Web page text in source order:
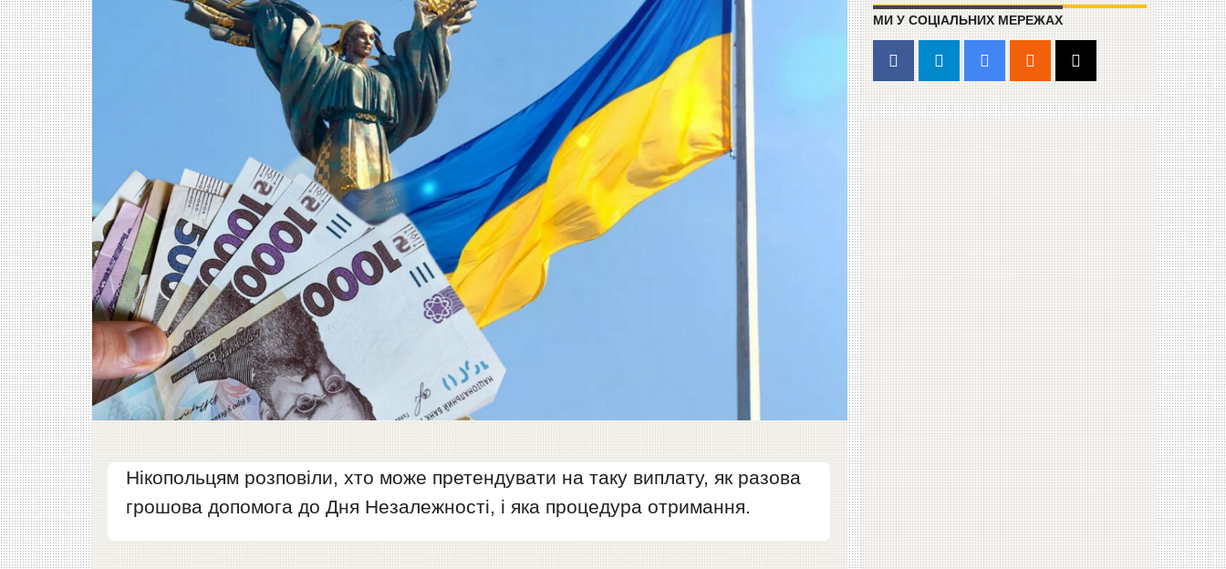
Нікопольцям розповіли, хто може претендувати на таку виплату, як разова
грошова допомога до Дня Незалежності, і яка процедура отримання.
МИ У СОЦІАЛЬНИХ МЕРЕЖАХ